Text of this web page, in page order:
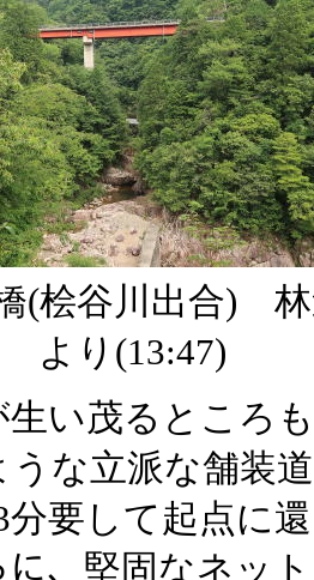
(桧谷川出合)
より(13:47)
生い茂るところ
うな立派な舗装
分要して起点に
に、堅固なネッ